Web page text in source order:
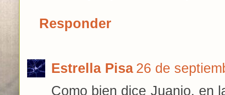
Responder
Estrella Pisa 26 de
Como bien dice Juanjo, en